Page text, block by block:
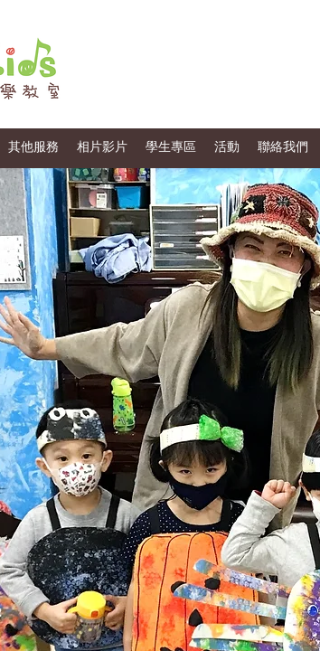
其他服務 相片影片 學生專區 活動 聯絡我們